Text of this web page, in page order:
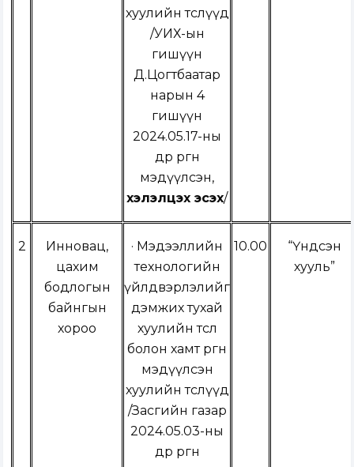
хуулийн төслүүд
/УИХ-ын
гишүүн
Д.Цогтбаатар
нарын 4
гишүүн
2024.05.17-ны
өдөр өргөн
мэдүүлсэн,
хэлэлцэх эсэх/
2
Инновац,
цахим
бодлогын
байнгын
хороо
· Мэдээллийн
технологийн
үйлдвэрлэлийг
дэмжих тухай
хуулийн төсөл
болон хамт өргөн
мэдүүлсэн
хуулийн төслүүд
/Засгийн газар
2024.05.03-ны
өдөр өргөн
10.00
“Үндсэн
хууль”